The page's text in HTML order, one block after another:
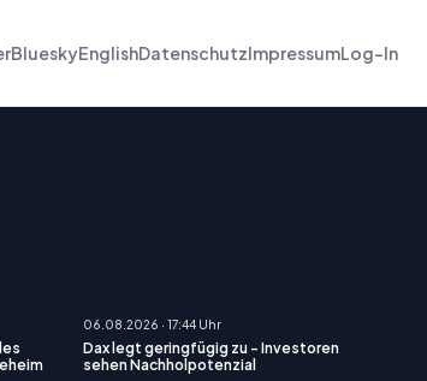
BlueskyEnglishDatenschutzImpressumLog-In
06.08.2026 · 17:44 Uhr
Dax legt geringfügig zu - Investoren
sehen Nachholpotenzial